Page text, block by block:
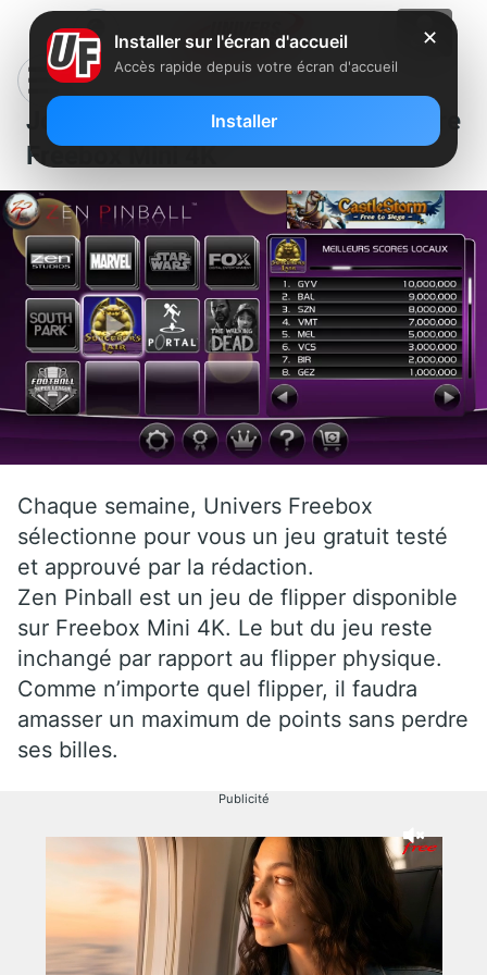
Jouez au flipper entre amis sur votre
Freebox Mini 4K
Chaque semaine, Univers Freebox
sélectionne pour vous un jeu gratuit testé
et approuvé par la rédaction.
Zen Pinball est un jeu de flipper disponible
sur Freebox Mini 4K. Le but du jeu reste
inchangé par rapport au flipper physique.
Comme n’importe quel flipper, il faudra
amasser un maximum de points sans perdre
ses billes.
Publicité
✕
Installer sur l'écran d'accueil
Accès rapide depuis votre écran d'accueil
Installer